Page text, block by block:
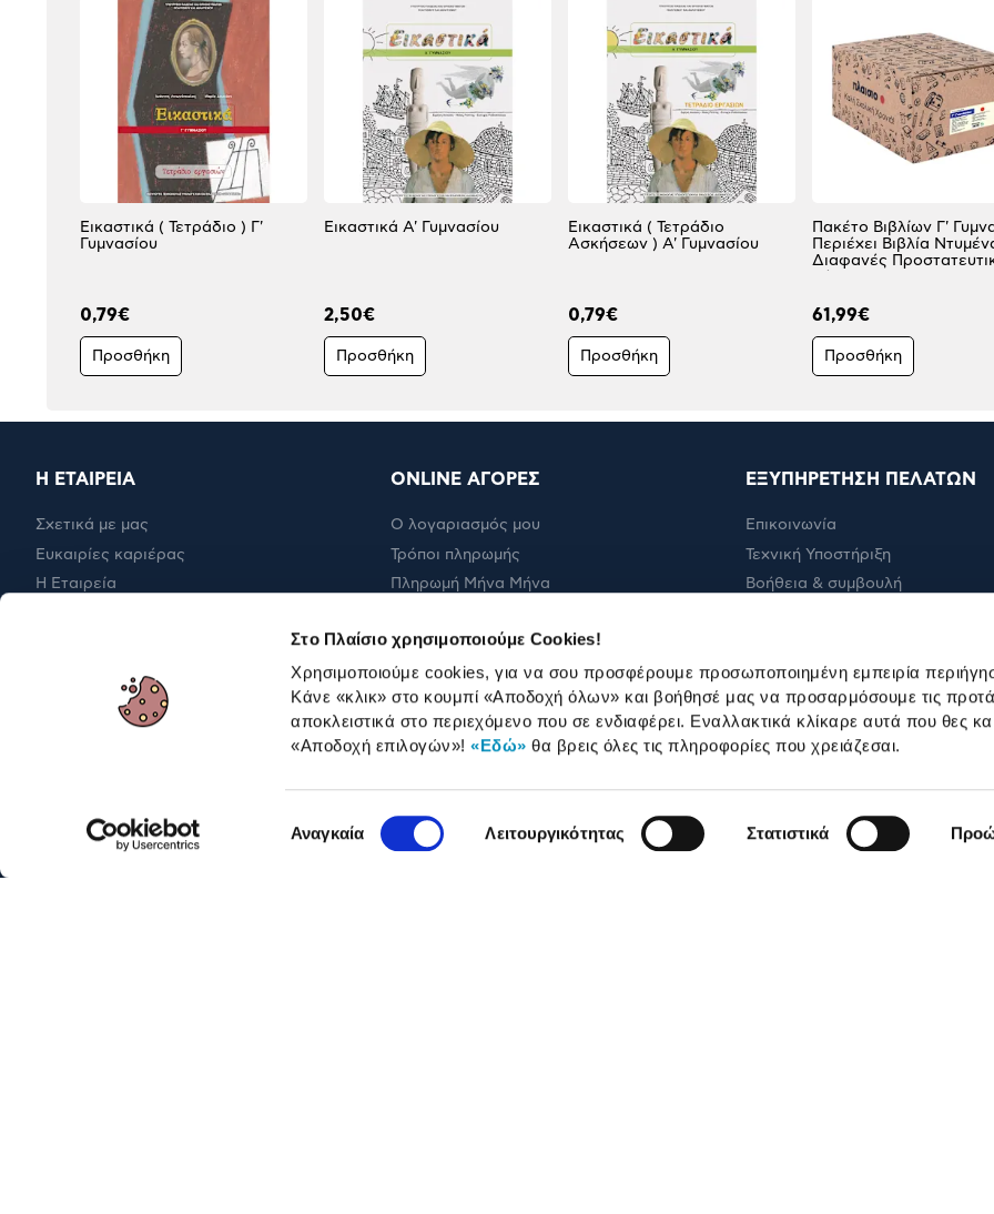
Στο Πλαίσιο χρησιμοποιούμε Cookies!
Χρησιμοποιούμε cookies, για να σου προσφέρουμε προσωποποιημένη εμπειρία
Κάνε «κλικ» στο κουμπί «Αποδοχή όλων» και βοήθησέ μας να προσαρμόσουμε τις
αποκλειστικά στο περιεχόμενο που σε ενδιαφέρει. Εναλλακτικά κλίκαρε αυτά που θες
«Αποδοχή επιλογών»!«Εδώ» θα βρεις όλες τις πληροφορίες που χρειάζεσαι.
συγκατάθεσης
Αναγκαία Λειτουργικότητας Στατιστικά
Εικαστικά ( Τετράδιο ) Γ'
Γυμνασίου
0,79€
Προσθήκη
Εικαστικά Α' Γυμνασίου
2,50€
Προσθήκη
Εικαστικά ( Τετράδιο
Ασκήσεων ) Α' Γυμνασίου
0,79€
Προσθήκη
Πακέτο Βιβλίων Γ'
Περιέχει Βιβλία
Διαφανές
61,99€
Προσθήκη
Η ΕΤΑΙΡΕΙΑ
Σχετικά με μας
Ευκαιρίες καριέρας
Η Εταιρεία
ONLINE ΑΓΟΡΕΣ
Ο λογαριασμός μου
Τρόποι πληρωμής
Πληρωμή Μήνα Μήνα
Επιστροφές
ΕΞΥΠΗΡΕΤΗΣΗ ΠΕΛΑΤΩΝ
Επικοινωνία
Τεχνική Υποστήριξη
Βοήθεια & συμβουλή
Όροι εμπορικών ενεργειών
Καταστήματα
ΓΙΑ ΕΠΑΓΓΕΛΜΑΤΙΕΣ